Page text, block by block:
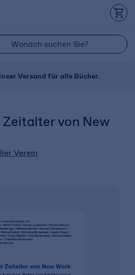
Versand für alle Bücher.
von New
Verein